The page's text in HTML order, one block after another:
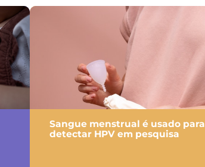
Sangue menstrual é usado para
detectar HPV em pesquisa